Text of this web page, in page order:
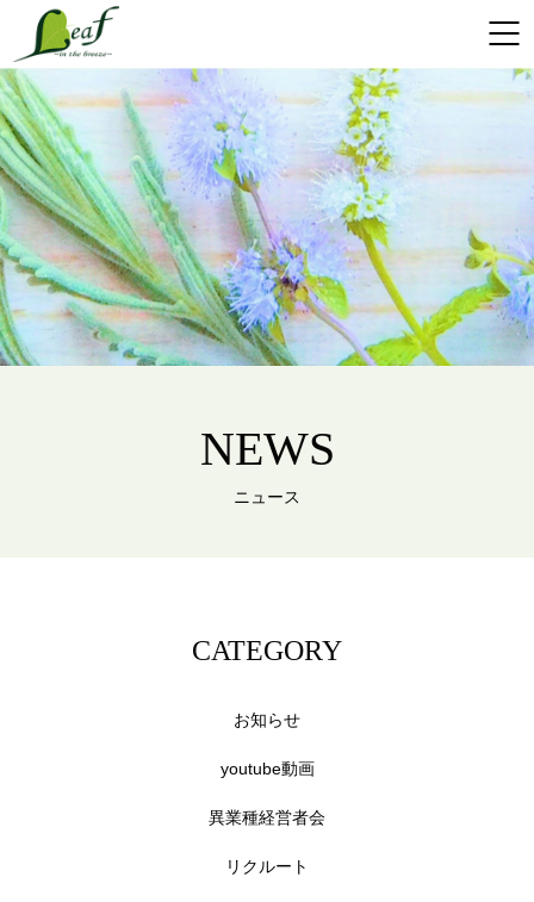
NEWS
ニュース
CATEGORY
お知らせ
youtube動画
異業種経営者会
リクルート